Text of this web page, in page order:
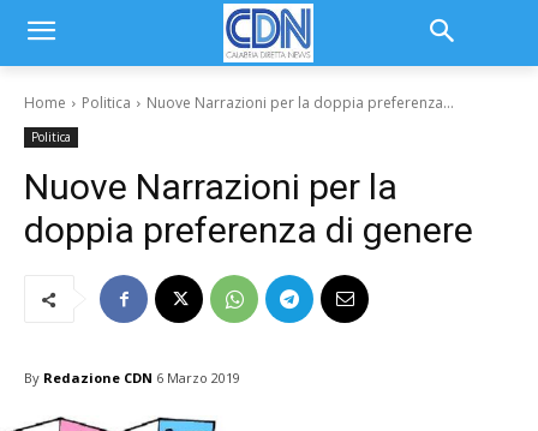
Home Politica Nuove Narrazioni per la doppia preferenza...
Politica
Nuove Narrazioni per la
doppia preferenza di genere
By Redazione CDN 6 Marzo 2019